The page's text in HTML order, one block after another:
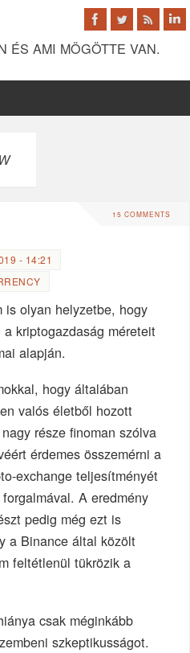
ÉS AMI MÖGÖTTE VAN.
15 COMMENTS
- 14:21
is olyan helyzetbe, hogy
kriptogazdaság méreteit
alapján.
hogy általában
valós életből hozott
része finoman szólva
érdemes összemérni a
exchange teljesítményét
A eredmény
pedig még ezt is
a Binance által közölt
feltétlenül tükrözik a
csak méginkább
szkeptikusságot.